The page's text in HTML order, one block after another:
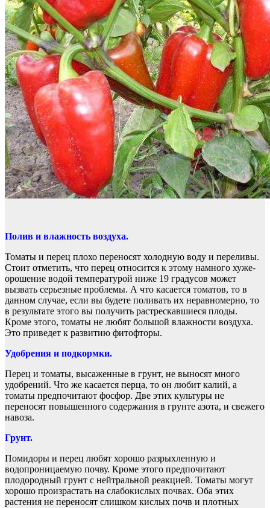
Полив и влажность воздуха.
Томаты и перец плохо переносят холодную воду и переливы.
Стоит отметить, что перец относится к этому намного хуже-
орошение водой температурой ниже 19 градусов может
вызвать серьезные проблемы. А что касается томатов, то в
данном случае, если вы будете поливать их неравномерно, то
в результате этого вы получить растрескавшиеся плоды.
Кроме этого, томаты не любят большой влажности воздуха.
Это приведет к развитию фитофторы.
Удобрения и подкормки.
Перец и томаты, высаженные в грунт, не выносят много
удобрений. Что же касается перца, то он любит калий, а
томаты предпочитают фосфор. Две этих культуры не
переносят повышенного содержания в грунте азота, и свежего
навоза.
Грунт.
Помидоры и перец любят хорошо разрыхленную и
водопроницаемую почву. Кроме этого предпочитают
плодородный грунт с нейтральной реакцией. Томаты могут
хорошо произрастать на слабокислых почвах. Оба этих
растения не переносят слишком кислых почв и плотных